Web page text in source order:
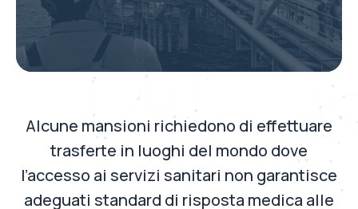
Alcune mansioni richiedono di effettuare
trasferte in luoghi del mondo dove
l’accesso ai servizi sanitari non garantisce
adeguati standard di risposta medica alle